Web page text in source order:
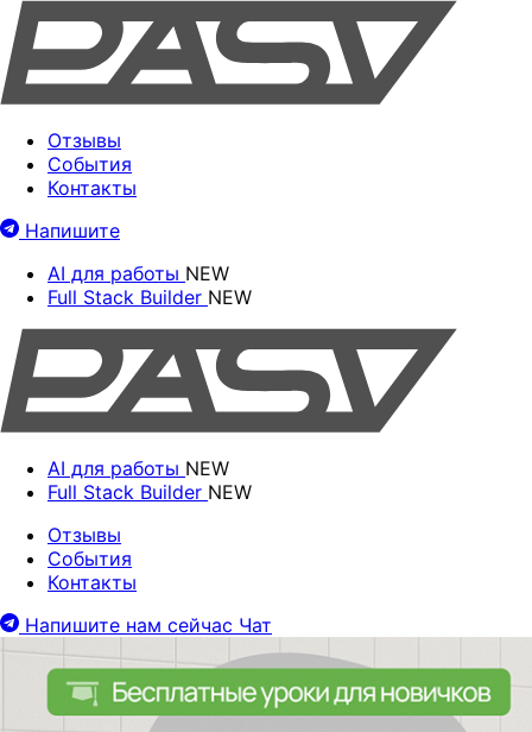
Отзывы
События
Контакты
Напишите
AI для работы NEW
Full Stack Builder NEW
AI для работы NEW
Full Stack Builder NEW
Отзывы
События
Контакты
Напишите нам сейчас Чат